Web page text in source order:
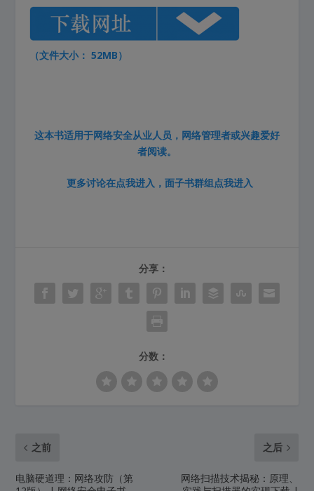
（文件大小： 52MB）
这本书适用于网络安全从业人员，网络管理者或兴趣爱好
者阅读。
更多讨论在点我进入 ，面子书群组点我进入
分享：
分数：
之前
电脑硬道理：网络攻防（第
之后
网络扫描技术揭秘：原理、